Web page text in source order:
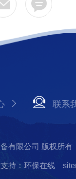
联系
有限公司 版权所有
持：环保在线